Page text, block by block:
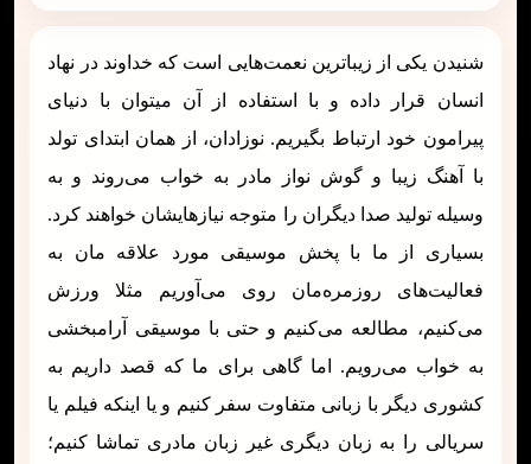
شنیدن یکی از زیباترین نعمت‌هایی است که خداوند در نهاد
انسان قرار داده و با استفاده از آن میتوان با دنیای
پیرامون خود ارتباط بگیریم. نوزادان، از همان ابتدای تولد
با آهنگ زیبا و گوش نواز مادر به خواب می‌روند و به
وسیله تولید صدا دیگران را متوجه نیازهایشان خواهند کرد.
بسیاری از ما با پخش موسیقی مورد علاقه مان به
فعالیت‌های روزمره‌مان روی می‌آوریم مثلا ورزش
می‌کنیم، مطالعه می‌کنیم و حتی با موسیقی آرامبخشی
به خواب می‌رویم. اما گاهی برای ما که قصد داریم به
کشوری دیگر با زبانی متفاوت سفر کنیم و یا اینکه فیلم یا
سریالی را به زبان دیگری غیر زبان مادری تماشا کنیم؛